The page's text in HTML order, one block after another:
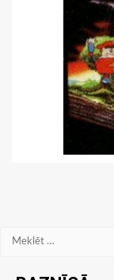
Meklēt: